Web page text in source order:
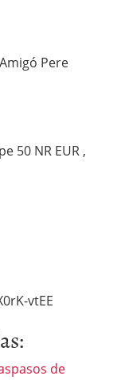
Pere
50 NR EUR ,
vtEE
de